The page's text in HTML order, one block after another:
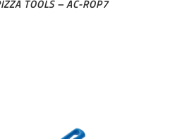
TOOLS – AC-ROP7